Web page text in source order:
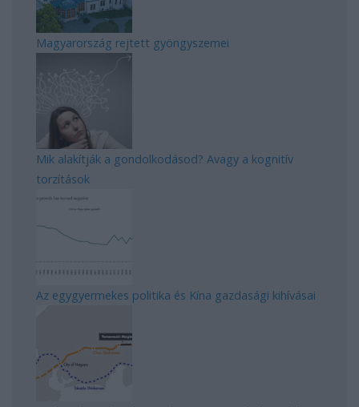
Magyarország rejtett gyöngyszemei
Mik alakítják a gondolkodásod? Avagy a kognitív
torzítások
Az egygyermekes politika és Kína gazdasági kihívásai